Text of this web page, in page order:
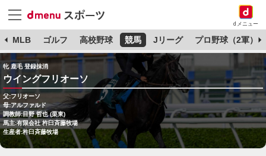
dメニュー
MLB ゴルフ 高校野球 競馬 Jリーグ プロ野球（2軍）
牝 鹿毛 登録抹消
ウイングフリオーソ
父:フリオーソ
母:アルファルド
調教師:目野 哲也 (栗東)
馬主:有限会社 杵臼斉藤牧場
生産者:杵臼斉藤牧場